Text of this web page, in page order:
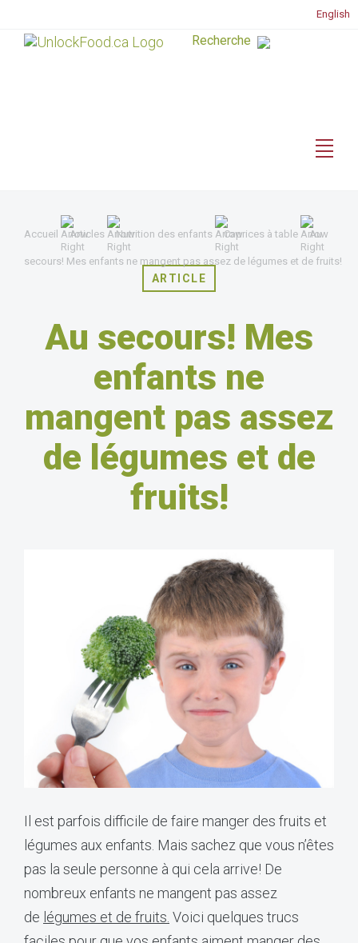
English
Accueil Articles Nutrition des enfants Caprices à table Au
secours! Mes enfants ne mangent pas assez de légumes et de fruits!
ARTICLE
Au secours! Mes
enfants ne
mangent pas assez
de légumes et de
fruits!
Il est parfois difficile de faire manger des fruits et
légumes aux enfants. Mais sachez que vous n’êtes
pas la seule personne à qui cela arrive! De
nombreux enfants ne mangent pas assez
de légumes et de fruits. Voici quelques trucs